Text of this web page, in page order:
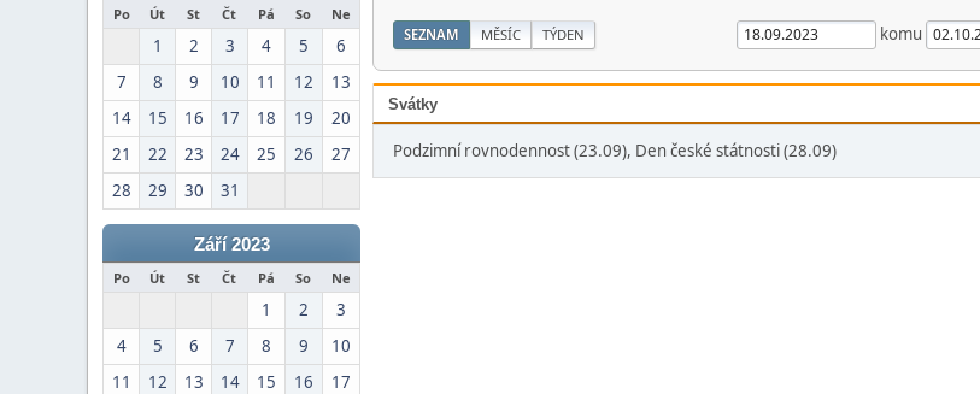
Po Út St Čt Pá So Ne
1 2 3 4 5
6
7
8 9 10 11 12
13
14
15 16 17 18 19
20
21
22 23 24 25 26
27
28
29 30 31
Září 2023
Po Út St Čt Pá So Ne
1 2
3
4
5 6 7 8 9
10
11
12 13 14 15 16
17
SEZNAM MĚSÍC TÝDEN komu
Svátky
Podzimní rovnodennost (23.09), Den české státnosti (28.09)